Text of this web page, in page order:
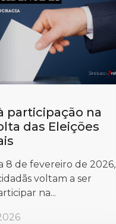
participação na
das Eleições
8 de fevereiro de 2026,
voltam a ser
na...